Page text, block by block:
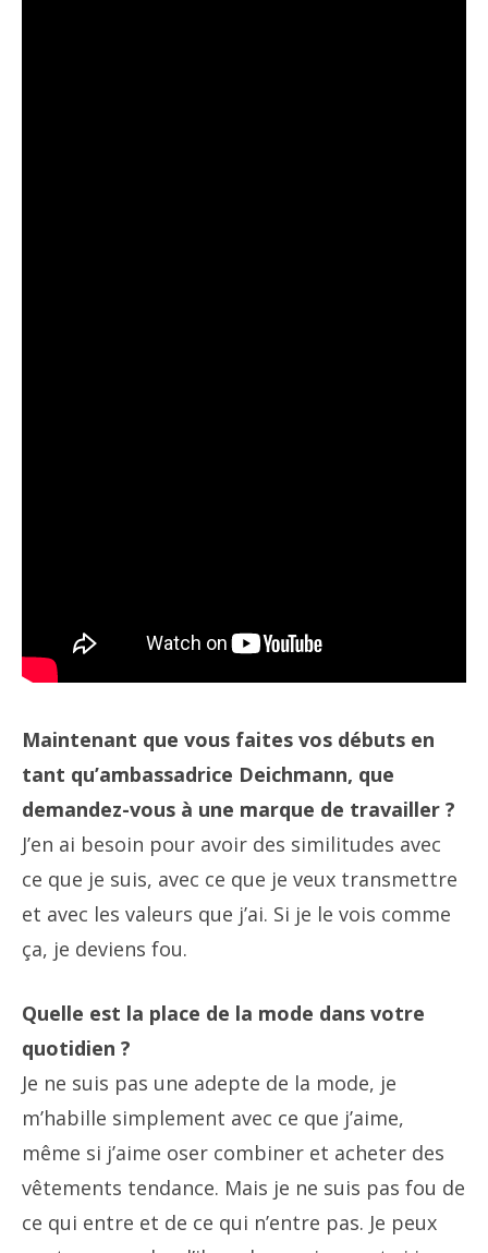
Maintenant que vous faites vos débuts en
tant qu’ambassadrice Deichmann, que
demandez-vous à une marque de travailler ?
J’en ai besoin pour avoir des similitudes avec
ce que je suis, avec ce que je veux transmettre
et avec les valeurs que j’ai. Si je le vois comme
ça, je deviens fou.
Quelle est la place de la mode dans votre
quotidien ?
Je ne suis pas une adepte de la mode, je
m’habille simplement avec ce que j’aime,
même si j’aime oser combiner et acheter des
vêtements tendance. Mais je ne suis pas fou de
ce qui entre et de ce qui n’entre pas. Je peux